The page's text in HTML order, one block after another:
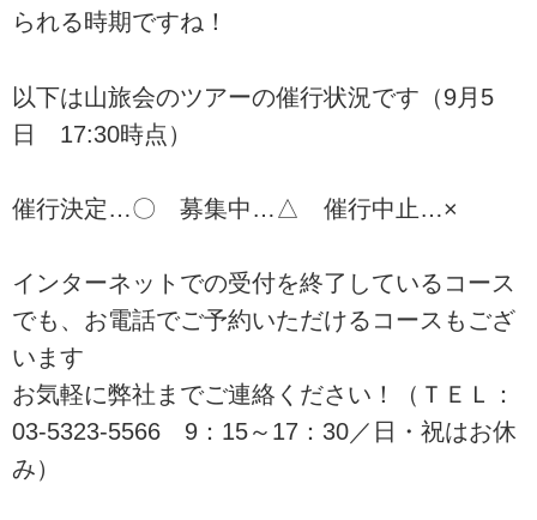
られる時期ですね！
以下は山旅会のツアーの催行状況です（9月5
日 17:30時点）
催行決定…〇 募集中…△ 催行中止…×
インターネットでの受付を終了しているコース
でも、お電話でご予約いただけるコースもござ
います
お気軽に弊社までご連絡ください！（ＴＥＬ：
03-5323-5566 9：15～17：30／日・祝はお休
み）